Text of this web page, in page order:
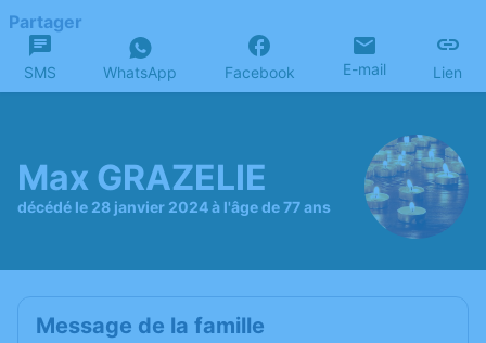
Partager
SMS WhatsApp Facebook E-mail Lien
Max GRAZELIE
décédé le 28 janvier 2024 à l'âge de 77 ans
Message de la famille